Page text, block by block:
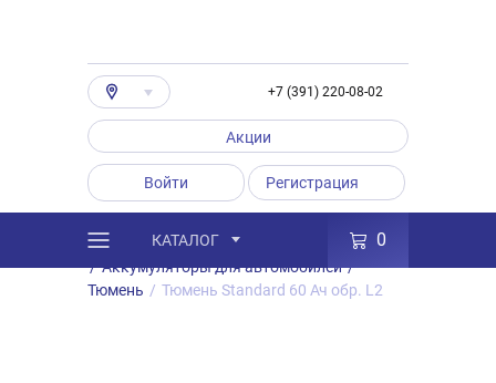
+7 (391) 220-08-02
Акции
Войти Регистрация
КАТАЛОГ 0
Каталог / Товары
Аккумуляторы
/ Аккумуляторы для автомобилей /
Тюмень / Тюмень Standard 60 Ач обр. L2